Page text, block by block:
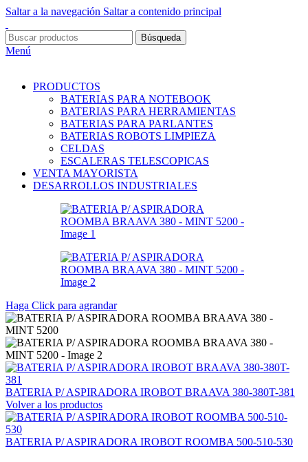
Saltar a la navegación Saltar a contenido principal
Búsqueda
Menú
PRODUCTOS
BATERIAS PARA NOTEBOOK
BATERIAS PARA HERRAMIENTAS
BATERIAS PARA PARLANTES
BATERIAS ROBOTS LIMPIEZA
CELDAS
ESCALERAS TELESCOPICAS
VENTA MAYORISTA
DESARROLLOS INDUSTRIALES
Haga Click para agrandar
BATERIA P/ ASPIRADORA IROBOT BRAAVA 380-380T-381
Volver a los productos
BATERIA P/ ASPIRADORA IROBOT ROOMBA 500-510-530